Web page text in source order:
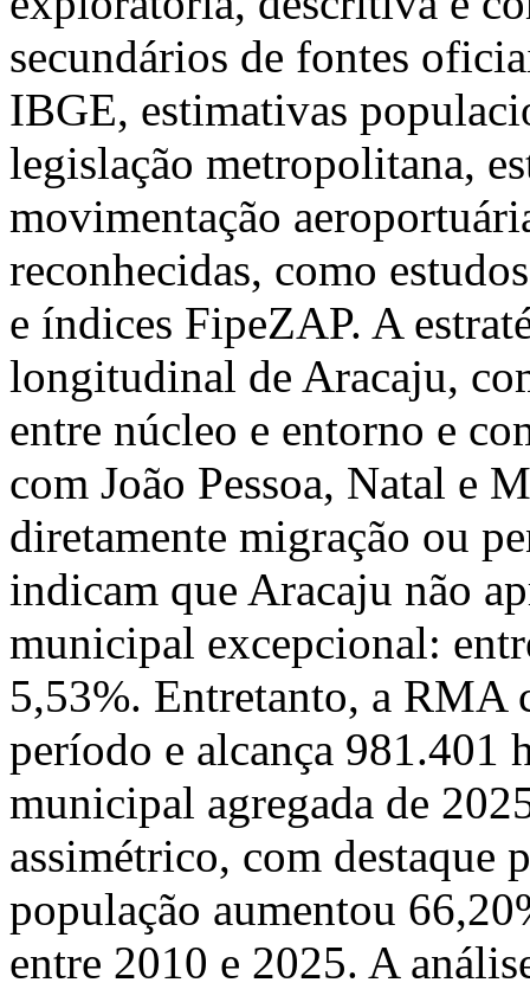
secundários de fontes
IBGE, estimativas
legislação metropolitana,
movimentação
reconhecidas, como
e índices FipeZAP. A
longitudinal de Aracaju,
entre núcleo e entorno e
com João Pessoa, Natal e
diretamente migração ou
indicam que Aracaju não
municipal excepcional:
5,53%. Entretanto, a RMA
período e alcança 981.401
municipal agregada de
assimétrico, com destaque
população aumentou
entre 2010 e 2025. A